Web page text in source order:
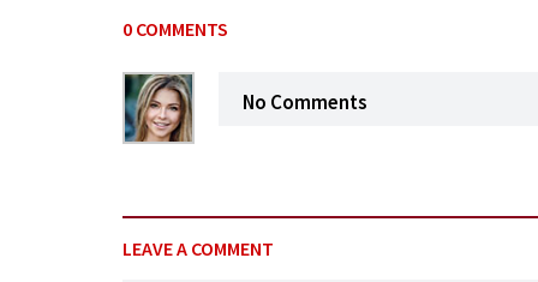
0 COMMENTS
No Comments
LEAVE A COMMENT